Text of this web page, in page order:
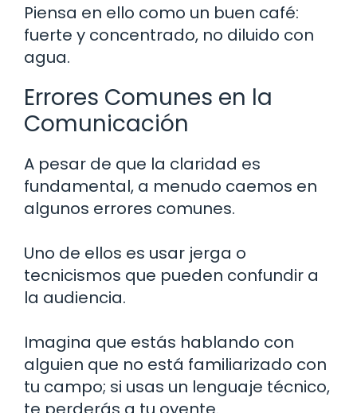
Piensa en ello como un buen café:
fuerte y concentrado, no diluido con
agua.
Errores Comunes en la
Comunicación
A pesar de que la claridad es
fundamental, a menudo caemos en
algunos errores comunes.
Uno de ellos es usar jerga o
tecnicismos que pueden confundir a
la audiencia.
Imagina que estás hablando con
alguien que no está familiarizado con
tu campo; si usas un lenguaje técnico,